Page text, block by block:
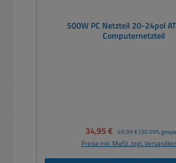
500W PC Netzteil 20-24pol
Computernetzteil
Verkaufspreis:
34,95 € Regulärer Preis:
49,99 € (30.09%
Preise inkl. MwSt. zzgl.